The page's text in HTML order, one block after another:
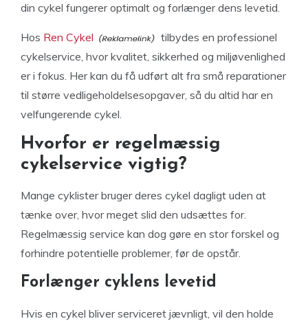
din cykel fungerer optimalt og forlænger dens levetid.
Hos Ren Cykel
tilbydes en professionel
cykelservice, hvor kvalitet, sikkerhed og miljøvenlighed
er i fokus. Her kan du få udført alt fra små reparationer
til større vedligeholdelsesopgaver, så du altid har en
velfungerende cykel.
Hvorfor er regelmæssig
cykelservice vigtig?
Mange cyklister bruger deres cykel dagligt uden at
tænke over, hvor meget slid den udsættes for.
Regelmæssig service kan dog gøre en stor forskel og
forhindre potentielle problemer, før de opstår.
Forlænger cyklens levetid
Hvis en cykel bliver serviceret jævnligt, vil den holde